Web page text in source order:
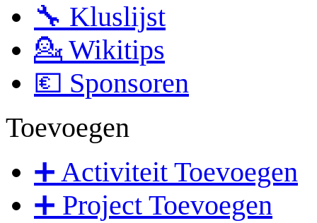
🔧 Kluslijst
💁 Wikitips
💶 Sponsoren
Toevoegen
➕ Activiteit Toevoegen
➕ Project Toevoegen